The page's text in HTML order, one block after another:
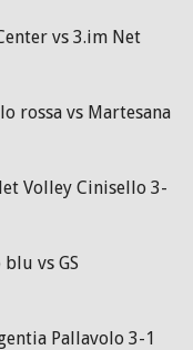
vs 3.im Net
rossa vs Martesana
Volley Cinisello 3-
vs GS
Pallavolo 3-1